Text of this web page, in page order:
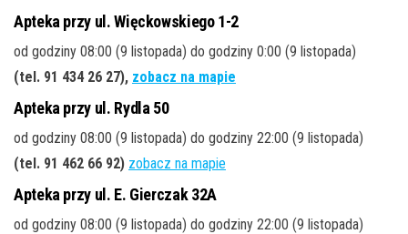
Apteka przy ul. Więckowskiego 1-2
od godziny 08:00 (9 listopada) do godziny 0:00 (9 listopada)
(tel. 91 434 26 27), zobacz na mapie
Apteka przy ul. Rydla 50
od godziny 08:00 (9 listopada) do godziny 22:00 (9 listopada)
(tel. 91 462 66 92) zobacz na mapie
Apteka przy ul. E. Gierczak 32A
od godziny 08:00 (9 listopada) do godziny 22:00 (9 listopada)